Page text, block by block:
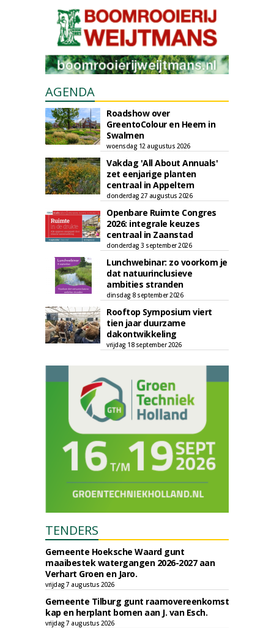
AGENDA
Roadshow over
GreentoColour en Heem in
Swalmen
woensdag 12 augustus 2026
Vakdag 'All About Annuals'
zet eenjarige planten
centraal in Appeltern
donderdag 27 augustus 2026
Openbare Ruimte Congres
2026: integrale keuzes
centraal in Zaanstad
donderdag 3 september 2026
Lunchwebinar: zo voorkom je
dat natuurinclusieve
ambities stranden
dinsdag 8 september 2026
Rooftop Symposium viert
tien jaar duurzame
dakontwikkeling
vrijdag 18 september 2026
TENDERS
Gemeente Hoeksche Waard gunt
maaibestek watergangen 2026-2027 aan
Verhart Groen en Jaro.
vrijdag 7 augustus 2026
Gemeente Tilburg gunt raamovereenkomst
kap en herplant bomen aan J. van Esch.
vrijdag 7 augustus 2026